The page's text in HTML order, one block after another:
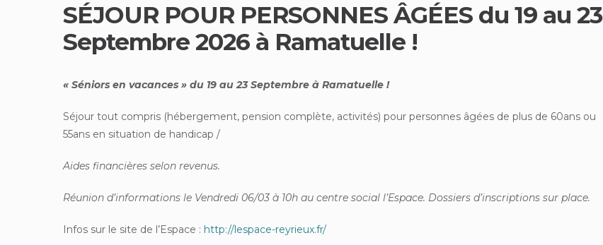
SÉJOUR POUR PERSONNES ÂGÉES du 19 au 23
Septembre 2026 à Ramatuelle !
« Séniors en vacances » du 19 au 23 Septembre à Ramatuelle !
Séjour tout compris (hébergement, pension complète, activités) pour personnes âgées de plus de 60ans ou
55ans en situation de handicap /
Aides financières selon revenus.
Réunion d’informations le Vendredi 06/03 à 10h au centre social l’Espace. Dossiers d’inscriptions sur place.
Infos sur le site de l’Espace : http://lespace-reyrieux.fr/